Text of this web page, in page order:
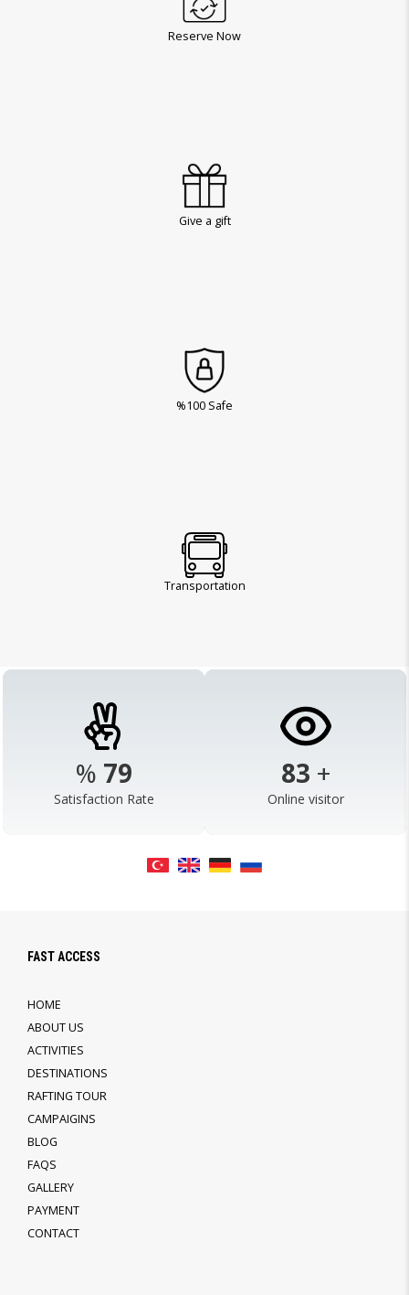
Reserve Now
Give a gift
%100 Safe
Transportation
% 98
Satisfaction Rate
103 +
Online visitor
FAST ACCESS
HOME
ABOUT US
ACTIVITIES
DESTINATIONS
RAFTING TOUR
CAMPAIGINS
BLOG
FAQS
GALLERY
PAYMENT
CONTACT